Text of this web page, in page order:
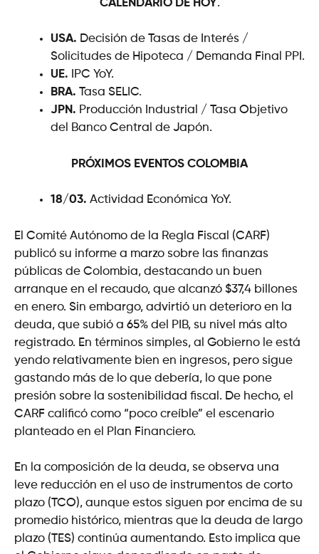
CALENDARIO DE HOY.
USA. Decisión de Tasas de Interés /
Solicitudes de Hipoteca / Demanda Final PPI.
UE. IPC YoY.
BRA. Tasa SELIC.
JPN. Producción Industrial / Tasa Objetivo
del Banco Central de Japón.
PRÓXIMOS EVENTOS COLOMBIA
18/03. Actividad Económica YoY.
El Comité Autónomo de la Regla Fiscal (CARF)
publicó su informe a marzo sobre las finanzas
públicas de Colombia, destacando un buen
arranque en el recaudo, que alcanzó $37,4 billones
en enero. Sin embargo, advirtió un deterioro en la
deuda, que subió a 65% del PIB, su nivel más alto
registrado. En términos simples, al Gobierno le está
yendo relativamente bien en ingresos, pero sigue
gastando más de lo que debería, lo que pone
presión sobre la sostenibilidad fiscal. De hecho, el
CARF calificó como “poco creíble” el escenario
planteado en el Plan Financiero.
En la composición de la deuda, se observa una
leve reducción en el uso de instrumentos de corto
plazo (TCO), aunque estos siguen por encima de su
promedio histórico, mientras que la deuda de largo
plazo (TES) continúa aumentando. Esto implica que